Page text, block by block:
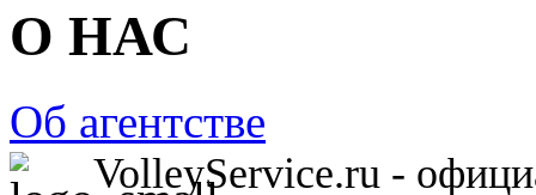
О НАС
Об агентстве
VolleyService.ru -